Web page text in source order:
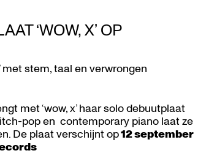
‘WOW, X’ OP
met stem, taal en verwrongen
met ‘wow, x’ haar solo debuutplaat
pop en contemporary piano laat ze
De plaat verschijnt op12 september